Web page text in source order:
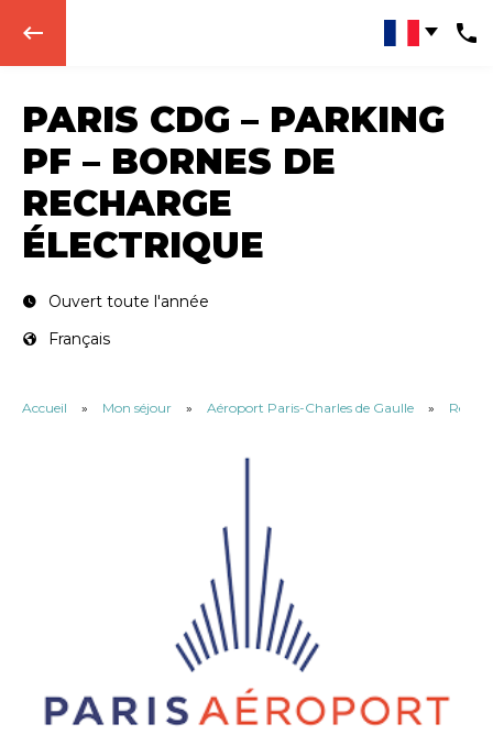
keyboard_backspace
PARIS CDG – PARKING
PF – BORNES DE
RECHARGE
ÉLECTRIQUE
Ouvert toute l'année
Français
Accueil » Mon séjour » Aéroport Paris-Charles de Gaulle »